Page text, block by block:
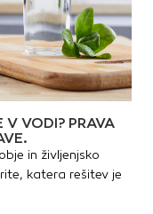
VODI? PRAVA
in življenjsko
katera rešitev je